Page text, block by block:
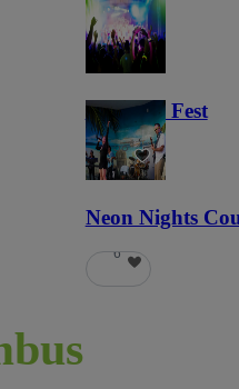
Haunted Fest
58
Neon Nights
6